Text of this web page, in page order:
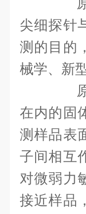
原
尖细探针
测的目的
械学、新
原
在内的固
测样品表
子间相互
对微弱力
接近样品